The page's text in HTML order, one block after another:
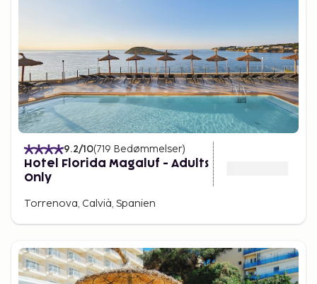
9.2/10(719 Bedømmelser)
Hotel Florida Magaluf - Adults
Only
Torrenova, Calvià, Spanien